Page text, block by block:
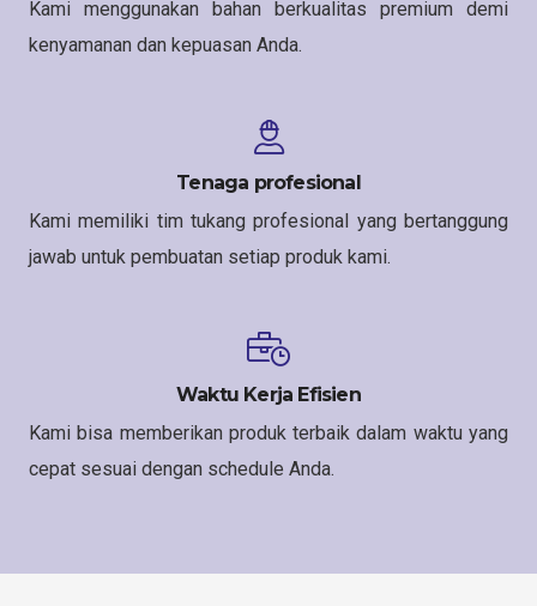
Kami menggunakan bahan berkualitas premium demi
kenyamanan dan kepuasan Anda.
Tenaga profesional
Kami memiliki tim tukang profesional yang bertanggung
jawab untuk pembuatan setiap produk kami.
Waktu Kerja Efisien
Kami bisa memberikan produk terbaik dalam waktu yang
cepat sesuai dengan schedule Anda.